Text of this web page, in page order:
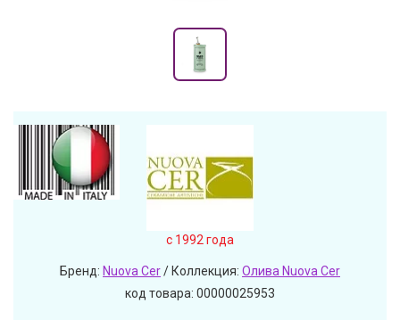
c 1992 года
Бренд: Nuova Cer/ Коллекция: Олива Nuova Cer
код товара: 00000025953